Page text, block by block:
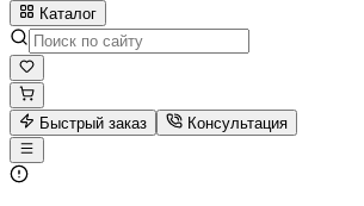
Каталог
Быстрый заказ Консультация